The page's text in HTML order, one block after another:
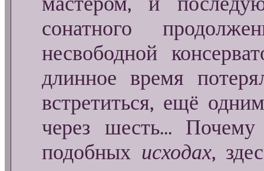
сонатного
несвободной
длинное время
встретиться, ещё
через шесть...
подобных исходах,